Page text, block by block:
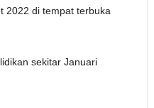
2022 di tempat terbuka
sekitar Januari